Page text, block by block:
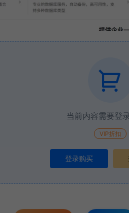
当前内容需要登
VIP折扣
登录购买